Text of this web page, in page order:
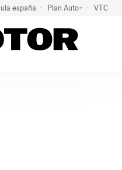
españa Plan Auto+ VTC